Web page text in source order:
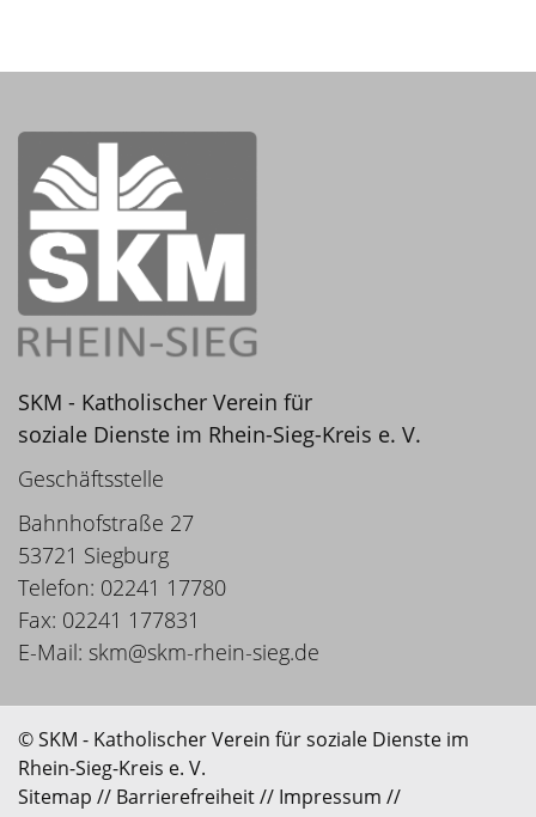
SKM - Katholischer Verein für
soziale Dienste im Rhein-Sieg-Kreis e. V.
Geschäftsstelle
Bahnhofstraße 27
53721 Siegburg
Telefon: 02241 17780
Fax: 02241 177831
E-Mail: skm@skm-rhein-sieg.de
© SKM - Katholischer Verein für soziale Dienste im
Rhein-Sieg-Kreis e. V.
Sitemap // Barrierefreiheit// Impressum //